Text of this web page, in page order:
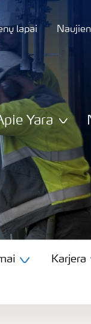
lapai
Yara
Karjera